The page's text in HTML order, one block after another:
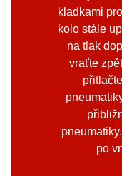
kladkami
kolo stále
na tlak
vraťte
po